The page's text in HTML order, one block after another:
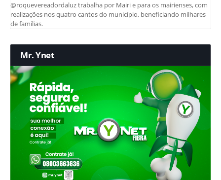
@roquevereadordaluz trabalha por Mairi e para os mairienses, com
realizações nos quatro cantos do município, beneficiando milhares
de famílias.
Mr. Ynet